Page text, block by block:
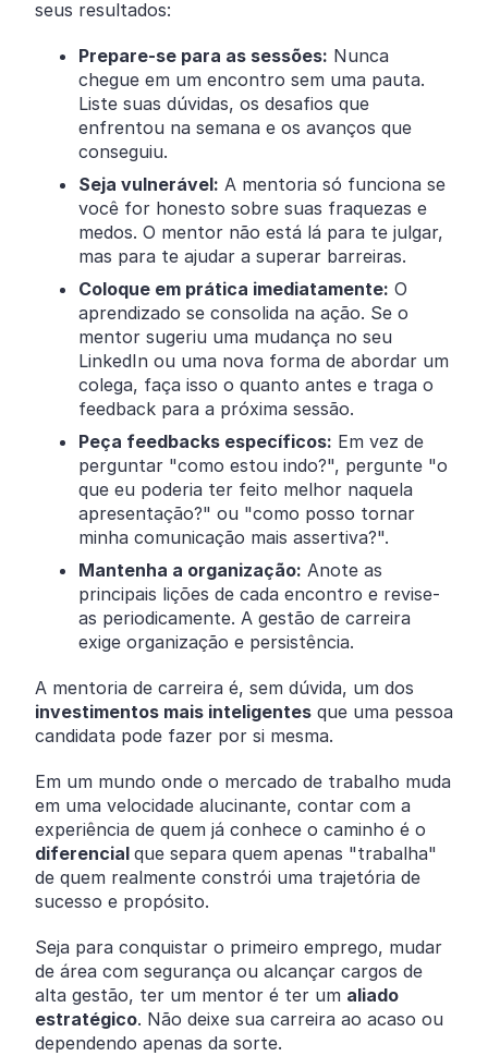
seus resultados:
Prepare-se para as sessões: Nunca
chegue em um encontro sem uma pauta.
Liste suas dúvidas, os desafios que
enfrentou na semana e os avanços que
conseguiu.
Seja vulnerável: A mentoria só funciona se
você for honesto sobre suas fraquezas e
medos. O mentor não está lá para te julgar,
mas para te ajudar a superar barreiras.
Coloque em prática imediatamente: O
aprendizado se consolida na ação. Se o
mentor sugeriu uma mudança no seu
LinkedIn ou uma nova forma de abordar um
colega, faça isso o quanto antes e traga o
feedback para a próxima sessão.
Peça feedbacks específicos: Em vez de
perguntar "como estou indo?", pergunte "o
que eu poderia ter feito melhor naquela
apresentação?" ou "como posso tornar
minha comunicação mais assertiva?".
Mantenha a organização: Anote as
principais lições de cada encontro e revise-
as periodicamente. A gestão de carreira
exige organização e persistência.
A mentoria de carreira é, sem dúvida, um dos
investimentos mais inteligentes que uma pessoa
candidata pode fazer por si mesma.
Em um mundo onde o mercado de trabalho muda
em uma velocidade alucinante, contar com a
experiência de quem já conhece o caminho é o
diferencial que separa quem apenas "trabalha"
de quem realmente constrói uma trajetória de
sucesso e propósito.
Seja para conquistar o primeiro emprego, mudar
de área com segurança ou alcançar cargos de
alta gestão, ter um mentor é ter um aliado
estratégico. Não deixe sua carreira ao acaso ou
dependendo apenas da sorte.